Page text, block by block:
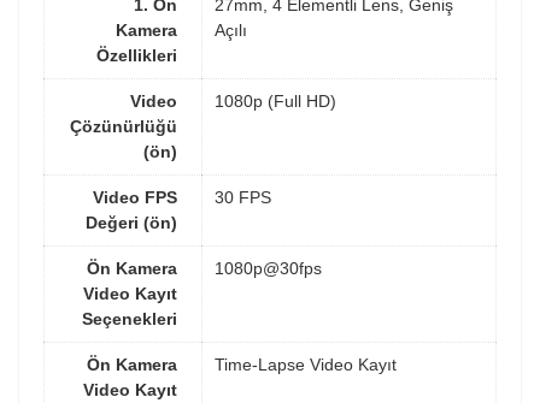
1. Ön
Kamera
Özellikleri
27mm, 4 Elementli Lens, Geniş
Açılı
Video
Çözünürlüğü
(ön)
1080p (Full HD)
Video FPS
Değeri (ön)
30 FPS
Ön Kamera
Video Kayıt
Seçenekleri
1080p@30fps
Ön Kamera
Video Kayıt
Time-Lapse Video Kayıt